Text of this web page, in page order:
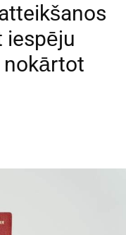
iespēju
nokārtot